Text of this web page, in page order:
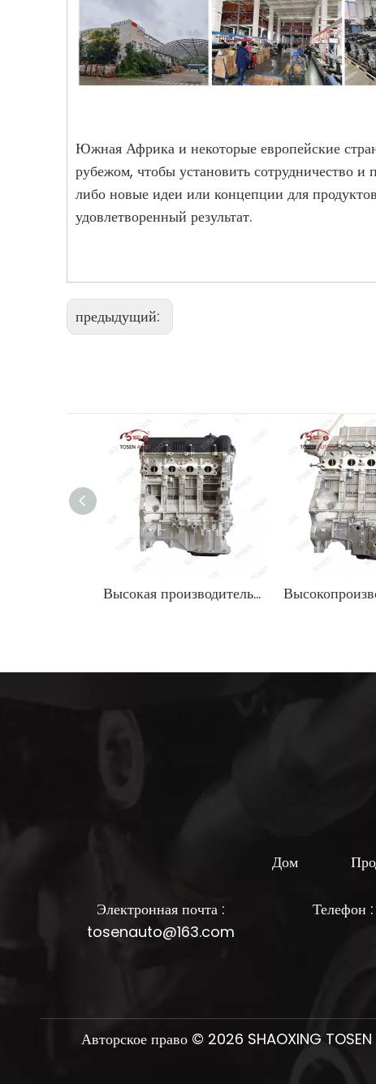
Южная Африка и некоторые европейские
рубежом, чтобы установить сотрудничество и
либо новые идеи или концепции для
удовлетворенный результат.
предыдущий:
Высокая производительность 1,6 л бензинового двигателя для автомобилей Hyundai
Дом
Электронная почта :
tosenauto@163.com
Авторское право © 2026 SHAOXING